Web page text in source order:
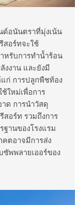
ด์อนันตราที่มุ่งเน้น
สอร์ทจะใช้
หรับการทำน้ำร้อน
งงาน และยังมี
ก่ การปลูกพืชท้อง
ใหม่เพื่อการ
ด การนำวัสดุ
สอร์ท รวมถึงการ
านของโรงแรม
คตอาจมีการส่ง
ซัพพลายเออร์ของ